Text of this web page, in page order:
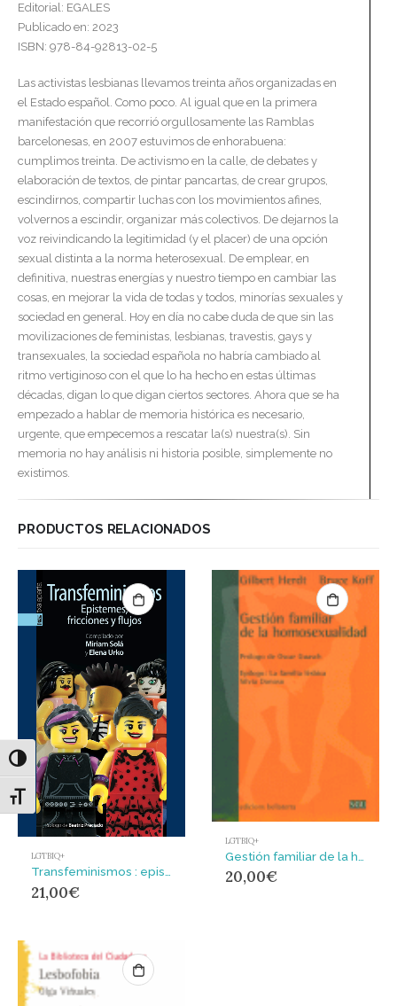
Alternar alto contraste
Alternar tamaño de letra
Editorial: EGALES
Publicado en: 2023
ISBN: 978-84-92813-02-5
Las activistas lesbianas llevamos treinta años organizadas en
el Estado español. Como poco. Al igual que en la primera
manifestación que recorrió orgullosamente las Ramblas
barcelonesas, en 2007 estuvimos de enhorabuena:
cumplimos treinta. De activismo en la calle, de debates y
elaboración de textos, de pintar pancartas, de crear grupos,
escindirnos, compartir luchas con los movimientos afines,
volvernos a escindir, organizar más colectivos. De dejarnos la
voz reivindicando la legitimidad (y el placer) de una opción
sexual distinta a la norma heterosexual. De emplear, en
definitiva, nuestras energías y nuestro tiempo en cambiar las
cosas, en mejorar la vida de todas y todos, minorías sexuales y
sociedad en general. Hoy en día no cabe duda de que sin las
movilizaciones de feministas, lesbianas, travestis, gays y
transexuales, la sociedad española no habría cambiado al
ritmo vertiginoso con el que lo ha hecho en estas últimas
décadas, digan lo que digan ciertos sectores. Ahora que se ha
empezado a hablar de memoria histórica es necesario,
urgente, que empecemos a rescatar la(s) nuestra(s). Sin
memoria no hay análisis ni historia posible, simplemente no
existimos.
PRODUCTOS RELACIONADOS
LGTBIQ+
21,00€
LGTBIQ+
20,00€